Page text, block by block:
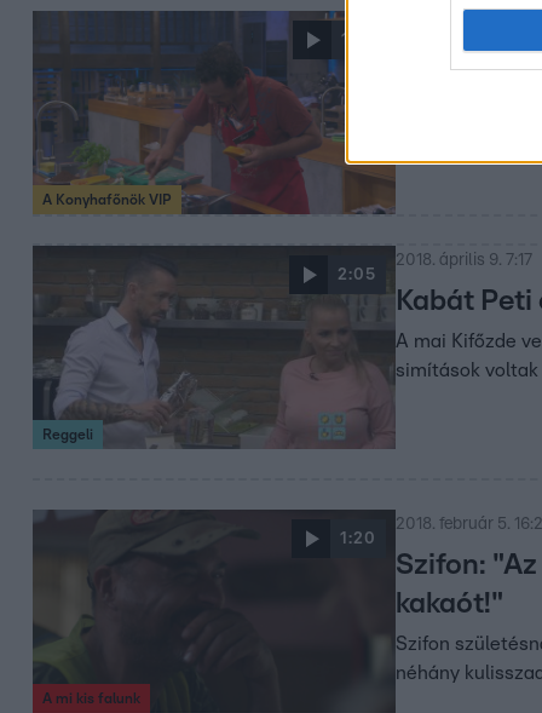
1:42
A Konyhafőnök VIP
Sánta
A színész
2:05
Reggeli
2018. április 9. 7:17
Kabát
A mai Kifőzde
simítások
1:20
A mi kis falunk
2018. február 5.
Szifon:
kakaót!"
Szifon
néhány